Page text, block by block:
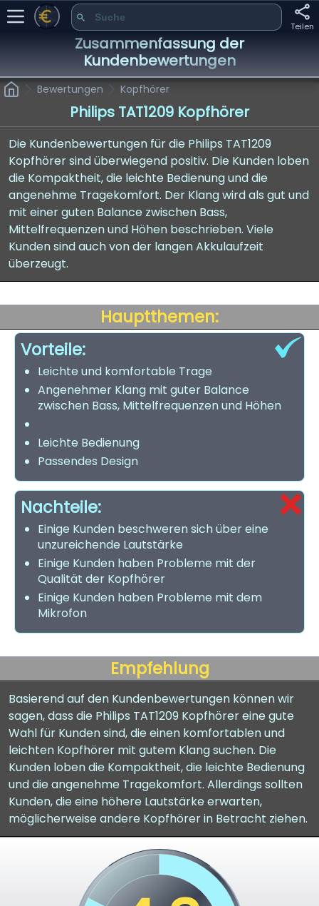
Teilen
Zusammenfassung der
Kundenbewertungen
Bewertungen Kopfhörer
Philips TAT1209 Kopfhörer
Die Kundenbewertungen für die Philips TAT1209
Kopfhörer sind überwiegend positiv. Die Kunden loben
die Kompaktheit, die leichte Bedienung und die
angenehme Tragekomfort. Der Klang wird als gut und
mit einer guten Balance zwischen Bass,
Mittelfrequenzen und Höhen beschrieben. Viele
Kunden sind auch von der langen Akkulaufzeit
überzeugt.
Hauptthemen:
Vorteile:
Leichte und komfortable Trage
Angenehmer Klang mit guter Balance
zwischen Bass, Mittelfrequenzen und Höhen
Leichte Bedienung
Passendes Design
Nachteile:
Einige Kunden beschweren sich über eine
unzureichende Lautstärke
Einige Kunden haben Probleme mit der
Qualität der Kopfhörer
Einige Kunden haben Probleme mit dem
Mikrofon
Empfehlung
Basierend auf den Kundenbewertungen können wir
sagen, dass die Philips TAT1209 Kopfhörer eine gute
Wahl für Kunden sind, die einen komfortablen und
leichten Kopfhörer mit gutem Klang suchen. Die
Kunden loben die Kompaktheit, die leichte Bedienung
und die angenehme Tragekomfort. Allerdings sollten
Kunden, die eine höhere Lautstärke erwarten,
möglicherweise andere Kopfhörer in Betracht ziehen.